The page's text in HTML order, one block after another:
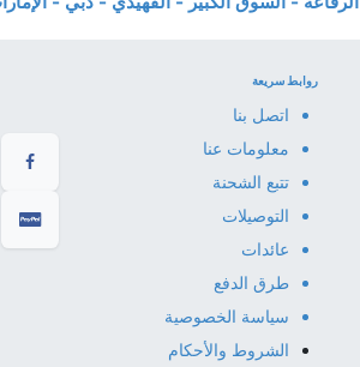
روابط سريعة
اتصل بنا
معلومات عنا
تتبع الشحنة
التوصيلات
عائدات
طرق الدفع
سياسة الخصوصية
الشروط والأحكام